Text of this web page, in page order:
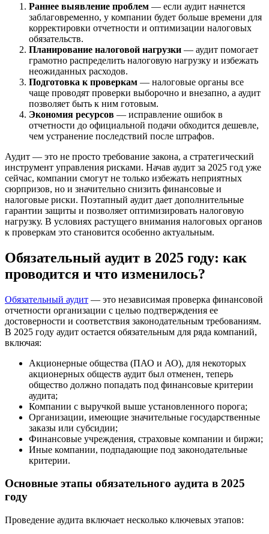
Раннее выявление проблем — если аудит начнется
заблаговременно, у компании будет больше времени для
корректировки отчетности и оптимизации налоговых
обязательств.
Планирование налоговой нагрузки — аудит помогает
грамотно распределить налоговую нагрузку и избежать
неожиданных расходов.
Подготовка к проверкам — налоговые органы все
чаще проводят проверки выборочно и внезапно, а аудит
позволяет быть к ним готовым.
Экономия ресурсов — исправление ошибок в
отчетности до официальной подачи обходится дешевле,
чем устранение последствий после штрафов.
Аудит — это не просто требование закона, а стратегический
инструмент управления рисками. Начав аудит за 2025 год уже
сейчас, компании смогут не только избежать неприятных
сюрпризов, но и значительно снизить финансовые и
налоговые риски. Поэтапный аудит дает дополнительные
гарантии защиты и позволяет оптимизировать налоговую
нагрузку. В условиях растущего внимания налоговых органов
к проверкам это становится особенно актуальным.
Обязательный аудит в 2025 году: как
проводится и что изменилось?
Обязательный аудит — это независимая проверка финансовой
отчетности организации с целью подтверждения ее
достоверности и соответствия законодательным требованиям.
В 2025 году аудит остается обязательным для ряда компаний,
включая:
Акционерные общества (ПАО и АО), для некоторых
акционерных обществ аудит был отменен, теперь
общество должно попадать под финансовые критерии
аудита;
Компании с выручкой выше установленного порога;
Организации, имеющие значительные государственные
заказы или субсидии;
Финансовые учреждения, страховые компании и биржи;
Иные компании, подпадающие под законодательные
критерии.
Основные этапы обязательного аудита в 2025
году
Проведение аудита включает несколько ключевых этапов: